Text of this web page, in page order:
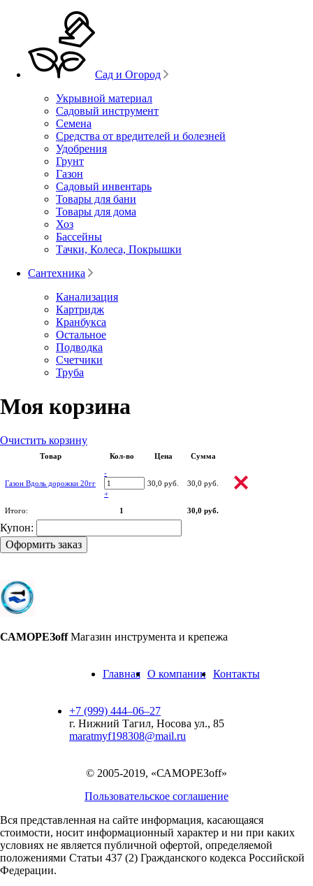
Сад и Огород
Укрывной материал
Садовый инструмент
Семена
Средства от вредителей и болезней
Удобрения
Грунт
Газон
Садовый инвентарь
Товары для бани
Товары для дома
Хоз
Бассейны
Тачки, Колеса, Покрышки
Сантехника
Канализация
Картридж
Кранбукса
Остальное
Подводка
Счетчики
Труба
Моя корзина
Очистить корзину
Товар Кол-во Цена Сумма
Газон Вдоль дорожки 20гг
-
+
30,0 руб. 30,0 руб.
Итого: 1 30,0 руб.
Купон:
Оформить заказ
САМОРЕЗoff Магазин инструмента и крепежа
Главная О компании Контакты
+7 (999) 444‒06‒27
г. Нижний Тагил, Носова ул., 85
maratmyf198308@mail.ru
© 2005-2019, «САМОРЕЗoff»
Пользовательское соглашение
Вся представленная на сайте информация, касающаяся
стоимости, носит информационный характер и ни при каких
условиях не является публичной офертой, определяемой
положениями Статьи 437 (2) Гражданского кодекса Российской
Федерации.